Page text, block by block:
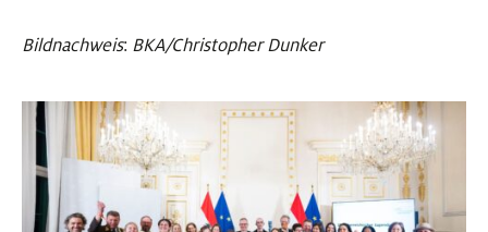
Bildnachweis: BKA/Christopher Dunker